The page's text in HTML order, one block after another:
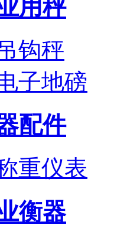
用秤
钩秤
子地磅
配件
重仪表
衡器